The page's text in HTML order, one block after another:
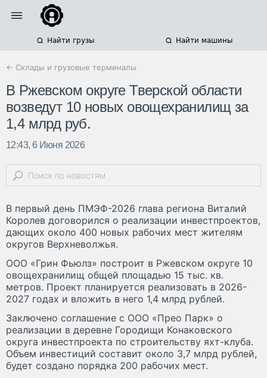
Найти грузы Найти машины
← Склады и грузовые терминалы
В Ржевском округе Тверской области
возведут 10 новых овощехранилищ за
1,4 млрд руб.
12:43, 6 Июня 2026
В первый день ПМЭФ-2026 глава региона Виталий
Королев договорился о реализации инвестпроектов,
дающих около 400 новых рабочих мест жителям
округов Верхневолжья.
ООО «Грин Фьюлз» построит в Ржевском округе 10
овощехранилищ общей площадью 15 тыс. кв.
метров. Проект планируется реализовать в 2026-
2027 годах и вложить в него 1,4 млрд рублей.
Заключено соглашение с ООО «Прео Парк» о
реализации в деревне Городищи Конаковского
округа инвестпроекта по строительству яхт-клуба.
Объем инвестиций составит около 3,7 млрд рублей,
будет создано порядка 200 рабочих мест.